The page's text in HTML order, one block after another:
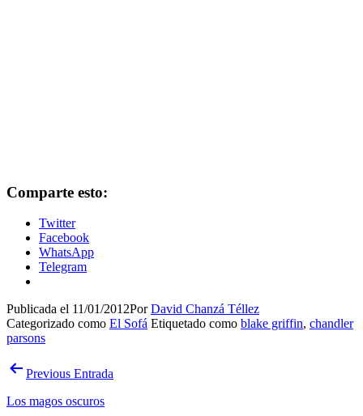
Comparte esto:
Twitter
Facebook
WhatsApp
Telegram
Publicada el 11/01/2012PorDavid Chanzá Téllez
Categorizado como El Sofá Etiquetado como blake griffin, chandler
parsons
Navegación
Previous Entrada
Los magos oscuros